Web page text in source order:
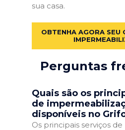
sua casa.
OBTENHA AGORA SEU
Perguntas
Quais são os
de
disponíveis no
Os principais serviços de